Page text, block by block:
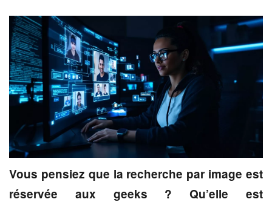
Vous pensiez que la recherche par image est
réservée aux geeks ? Qu’elle est